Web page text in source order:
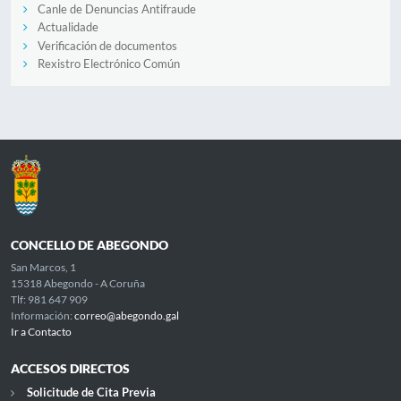
Canle de Denuncias Antifraude
Actualidade
Verificación de documentos
Rexistro Electrónico Común
CONCELLO DE ABEGONDO
San Marcos, 1
15318 Abegondo - A Coruña
Tlf: 981 647 909
Información: correo@abegondo.gal
Ir a Contacto
ACCESOS DIRECTOS
Solicitude de Cita Previa